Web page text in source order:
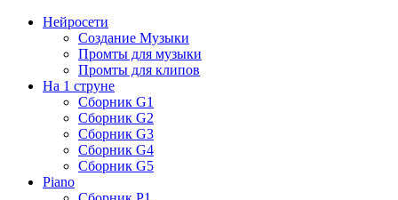
Нейросети
Создание Музыки
Промты для музыки
Промты для клипов
На 1 струне
Сборник G1
Сборник G2
Сборник G3
Сборник G4
Сборник G5
Piano